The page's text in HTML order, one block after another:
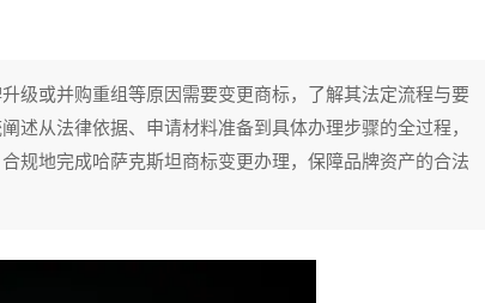
级或并购重组等原因需要变更商标，了解其法定流程与要
述从法律依据、申请材料准备到具体办理步骤的全过程，
规地完成哈萨克斯坦商标变更办理，保障品牌资产的合法